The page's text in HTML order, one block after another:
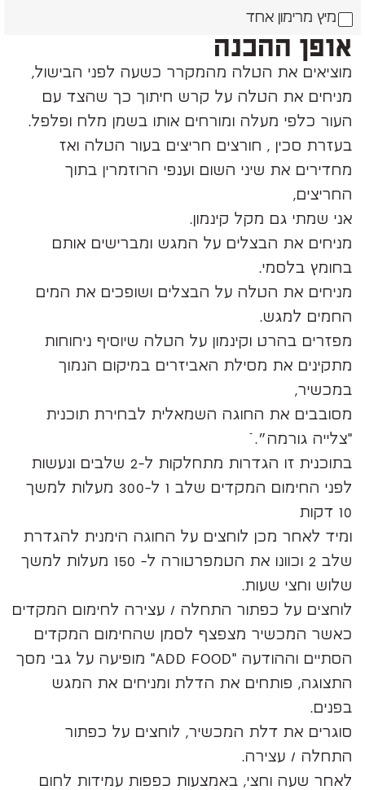
מיץ מרימון אחד
אופן ההכנה
מוציאים את הטלה מהמקרר כשעה לפני הבישול,
מניחים את הטלה על קרש חיתוך כך שהצד עם
העור כלפי מעלה ומורחים אותו בשמן מלח ופלפל.
בעזרת סכין , חורצים חריצים בעור הטלה ואז
מחדירים את שיני השום וענפי הרוזמרין בתוך
החריצים,
אני שמתי גם מקל קינמון.
מניחים את הבצלים על המגש ומברישים אותם
בחומץ בלסמי.
מניחים את הטלה על הבצלים ושופכים את המים
החמים למגש.
מפזרים בהרט וקינמון על הטלה שיוסיף ניחוחות
מתקינים את מסילת האביזרים במיקום הנמוך
במכשיר,
מסובבים את החוגה השמאלית לבחירת תוכנית
"צלייה גורמה״. ֿֿ
בתוכנית זו הגדרות מתחלקות ל-2 שלבים ונעשות
לפני החימום המקדים שלב 1 ל-300 מעלות למשך
10 דקות
ומיד לאחר מכן לוחצים על החוגה הימנית להגדרת
שלב 2 וכוונו את הטמפרטורה ל- 150 מעלות למשך
שלוש וחצי שעות.
לוחצים על כפתור התחלה / עצירה לחימום המקדים
כאשר המכשיר מצפצף לסמן שהחימום המקדים
הסתיים וההודעה "ADD FOOD" מופיעה על גבי מסך
התצוגה, פותחים את הדלת ומניחים את המגש
בפנים.
סוגרים את דלת המכשיר, לוחצים על כפתור
התחלה / עצירה.
לאחר שעה וחצי, באמצעות כפפות עמידות לחום